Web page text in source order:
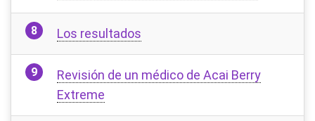
Los resultados
Revisión de un médico de Acai Berry
Extreme